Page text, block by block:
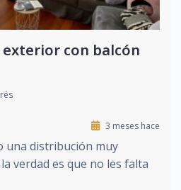
con balcón
3 meses hace
una distribución muy
verdad es que no les falta